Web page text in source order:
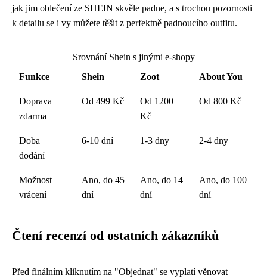
jak jim oblečení ze SHEIN skvěle padne, a s trochou pozornosti
k detailu se i vy můžete těšit z perfektně padnoucího outfitu.
Srovnání Shein s jinými e-shopy
Funkce
Shein Zoot About You
Doprava
zdarma
Od 499 Kč
Od 1200
Kč
Od 800 Kč
Doba
dodání
6-10 dní 1-3 dny 2-4 dny
Možnost
vrácení
Ano, do 45
dní
Ano, do 14
dní
Ano, do 100
dní
Čtení recenzí od ostatních zákazníků
Před finálním kliknutím na "Objednat" se vyplatí věnovat